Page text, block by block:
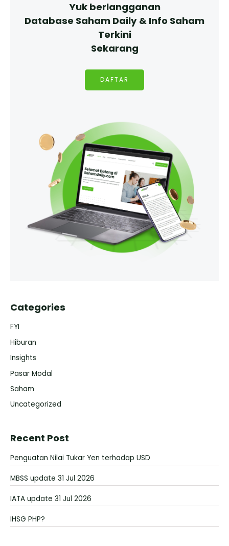
Yuk berlangganan
Database Saham Daily & Info Saham
Terkini
Sekarang
DAFTAR
Categories
FYI
Hiburan
Insights
Pasar Modal
Saham
Uncategorized
Recent Post
Penguatan Nilai Tukar Yen terhadap USD
MBSS update 31 Jul 2026
IATA update 31 Jul 2026
IHSG PHP?